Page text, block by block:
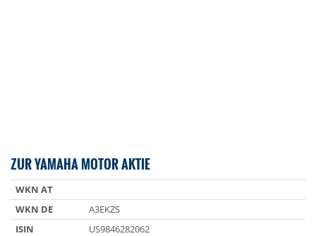
ZUR YAMAHA MOTOR AKTIE
WKN AT
WKN DE
A3EKZS
ISIN
US9846282062